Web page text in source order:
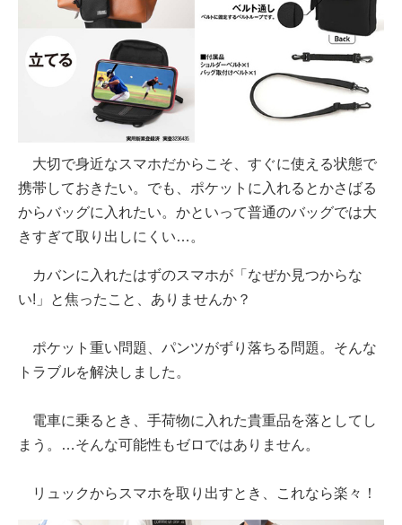
大切で身近なスマホだからこそ、すぐに使える状態で
携帯しておきたい。でも、ポケットに入れるとかさばる
からバッグに入れたい。かといって普通のバッグでは大
きすぎて取り出しにくい…。
カバンに入れたはずのスマホが「なぜか見つからな
い!」と焦ったこと、ありませんか？
ポケット重い問題、パンツがずり落ちる問題。そんな
トラブルを解決しました。
電車に乗るとき、手荷物に入れた貴重品を落としてし
まう。…そんな可能性もゼロではありません。
リュックからスマホを取り出すとき、これなら楽々！